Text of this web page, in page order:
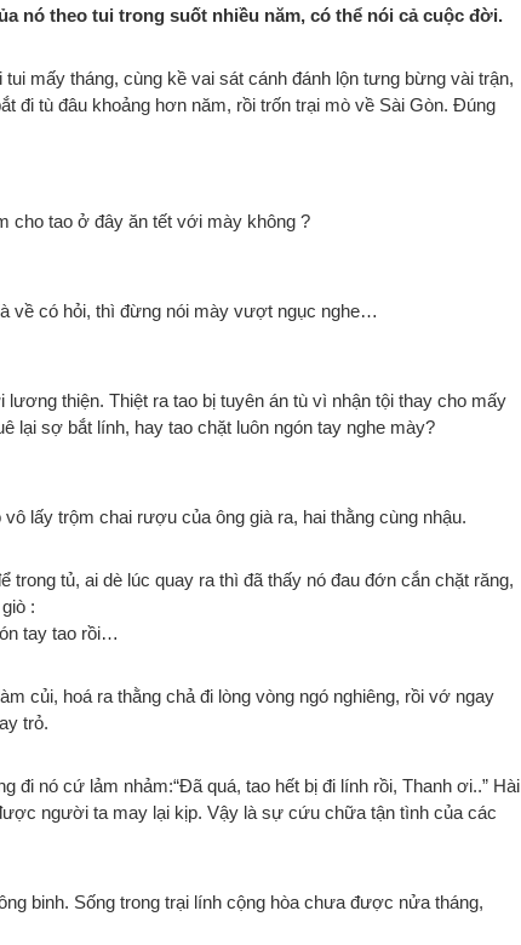
nó theo tui trong suốt nhiều năm, có thể nói cả cuộc đời.
mấy tháng, cùng kề vai sát cánh đánh lộn tưng bừng vài trận,
đi tù đâu khoảng hơn năm, rồi trốn trại mò về Sài Gòn. Đúng
cho tao ở đây ăn tết với mày không ?
về có hỏi, thì đừng nói mày vượt ngục nghe…
thiện. Thiệt ra tao bị tuyên án tù vì nhận tội thay cho mấy
lại sợ bắt lính, hay tao chặt luôn ngón tay nghe mày?
lấy trộm chai rượu của ông già ra, hai thằng cùng nhậu.
tủ, ai dè lúc quay ra thì đã thấy nó đau đớn cắn chặt răng,
:
tay tao rồi…
củi, hoá ra thằng chả đi lòng vòng ngó nghiêng, rồi vớ ngay
trỏ.
đi nó cứ lảm nhảm:“Đã quá, tao hết bị đi lính rồi, Thanh ơi..” Hài
người ta may lại kịp. Vậy là sự cứu chữa tận tình của các
binh. Sống trong trại lính cộng hòa chưa được nửa tháng,